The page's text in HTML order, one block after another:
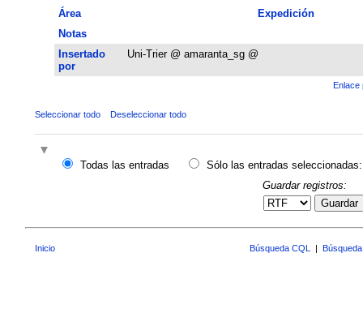
Área
Expedición
Notas
Insertado
por
Uni-Trier @ amaranta_sg @
Enlace
Seleccionar todo Deseleccionar todo
Todas las entradas
Sólo las entradas seleccionadas:
Guardar registros:
Guardar
Inicio Búsqueda CQL